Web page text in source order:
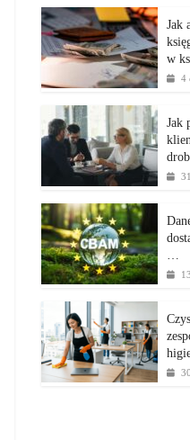
Jak
w
4
Jak